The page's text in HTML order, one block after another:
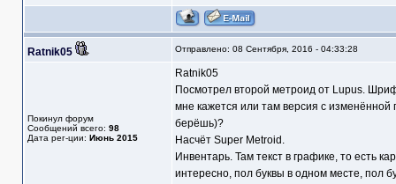
Ratnik05 Отправлено: 08 Сентября, 2016 - 04:33:28
Покинул форум
Сообщений всего: 98
Дата рег-ции: Июнь 2015
Ratnik05
Посмотрел второй метроид от Lupus.
мне кажется или там версия с
берёшь)?
Насчёт Super Metroid.
Инвентарь. Там текст в графике, то есть
интересно, пол буквы в одном месте, пол